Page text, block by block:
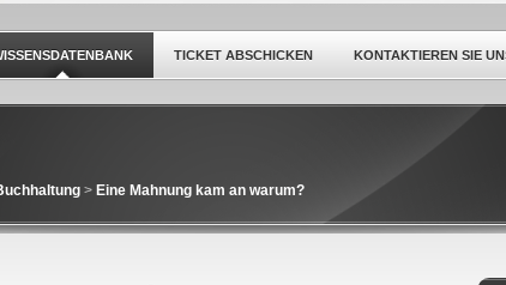
TICKET ABSCHICKEN KONTAKTIEREN SIE
> Eine Mahnung kam an warum?